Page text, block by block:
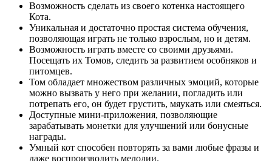
Возможность сделать из своего котенка настоящего
Кота.
Уникальная и достаточно простая система обучения,
позволяющая играть не только взрослым, но и детям.
Возможность играть вместе со своими друзьями.
Посещать их Томов, следить за развитием особняков и
питомцев.
Том обладает множеством различных эмоций, которые
можно вызвать у него при желании, погладить или
потрепать его, он будет грустить, мяукать или смеяться.
Доступные мини-приложения, позволяющие
зарабатывать монетки для улучшений или бонусные
награды.
Умный кот способен повторять за вами любые фразы и
даже воспроизводить мелодии.